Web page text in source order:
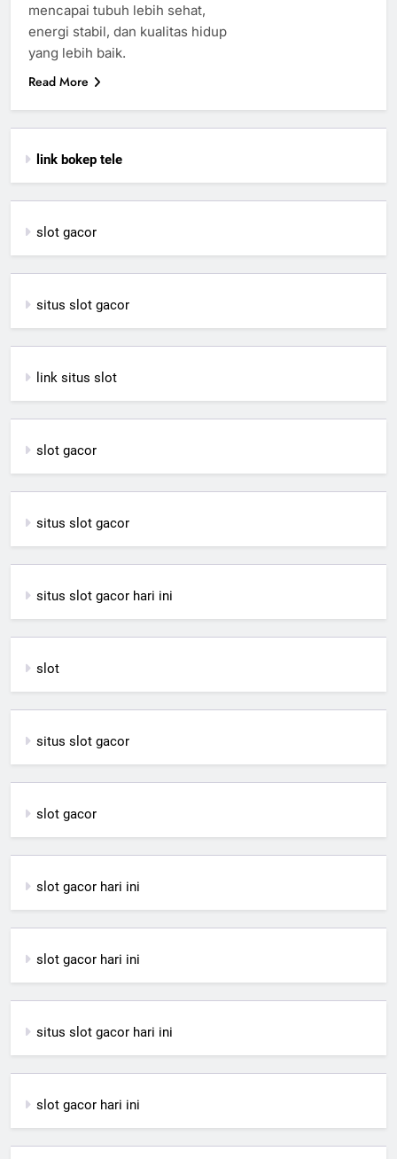
mencapai tubuh lebih sehat,
energi stabil, dan kualitas hidup
yang lebih baik.
Read More
link bokep tele
slot gacor
situs slot gacor
link situs slot
slot gacor
situs slot gacor
situs slot gacor hari ini
slot
situs slot gacor
slot gacor
slot gacor hari ini
slot gacor hari ini
situs slot gacor hari ini
slot gacor hari ini